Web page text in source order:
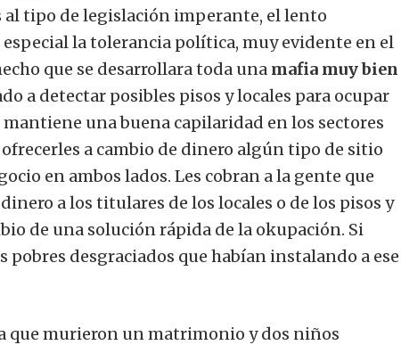
al tipo de legislación imperante, el lento
la tolerancia política, muy evidente en el
que se desarrollara toda una mafia muy bien
a detectar posibles pisos y locales para ocupar
una buena capilaridad en los sectores
a cambio de dinero algún tipo de sitio
en ambos lados. Les cobran a la gente que
a los titulares de los locales o de los pisos y
de una solución rápida de la okupación. Si
pobres desgraciados que habían instalando a ese
que murieron un matrimonio y dos niños